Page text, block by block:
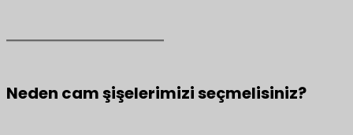
Neden cam şişelerimizi seçmelisiniz?